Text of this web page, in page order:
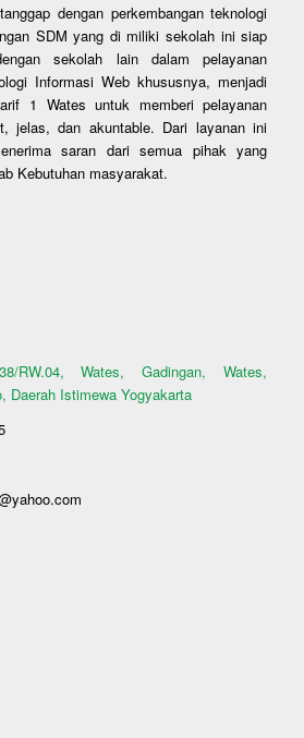
dengan perkembangan teknologi
SDM yang di miliki sekolah ini siap
sekolah lain dalam pelayanan
Informasi Web khususnya, menjadi
1 Wates untuk memberi pelayanan
jelas, dan akuntable. Dari layanan ini
saran dari semua pihak yang
Kebutuhan masyarakat.
RW.04, Wates, Gadingan, Wates,
Daerah Istimewa Yogyakarta